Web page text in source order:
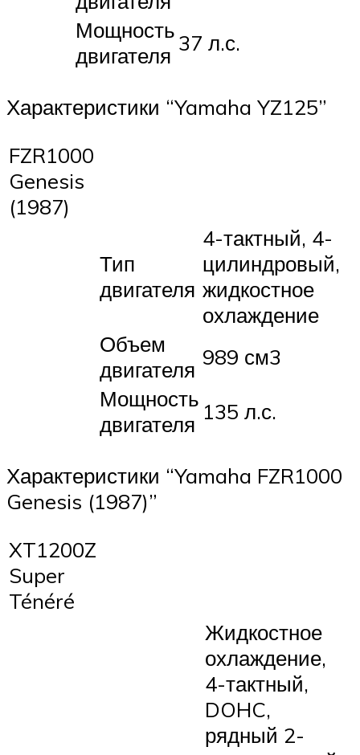
Мощность
двигателя 37 л.с.
Характеристики “Yamaha YZ125”
FZR1000
Genesis
(1987)
Тип
двигателя
4-тактный, 4-
цилиндровый,
жидкостное
охлаждение
Объем
двигателя 989 см3
Мощность
двигателя 135 л.с.
Характеристики “Yamaha FZR1000
Genesis (1987)”
XT1200Z
Super
Ténéré
Жидкостное
охлаждение,
4-тактный,
DOHC,
рядный 2-